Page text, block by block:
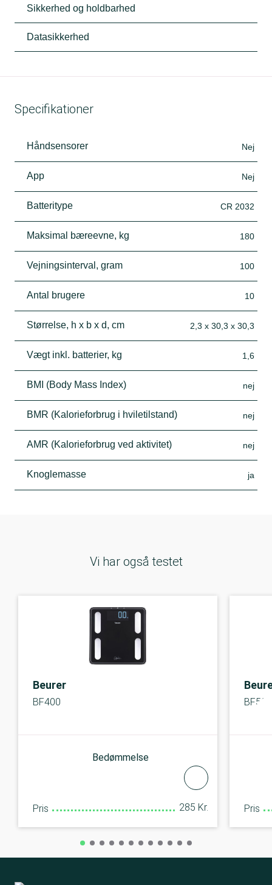
Sikkerhed og holdbarhed
Datasikkerhed
Specifikationer
Håndsensorer Nej
App Nej
Batteritype CR 2032
Maksimal bæreevne, kg 180
Vejningsinterval, gram 100
Antal brugere 10
Størrelse, h x b x d, cm 2,3 x 30,3 x 30,3
Vægt inkl. batterier, kg 1,6
BMI (Body Mass Index) nej
BMR (Kalorieforbrug i hviletilstand) nej
AMR (Kalorieforbrug ved aktivitet) nej
Knoglemasse ja
Vi har også testet
Beurer
BF400
Bedømmelse
Pris 285 Kr.
BF500
Pris